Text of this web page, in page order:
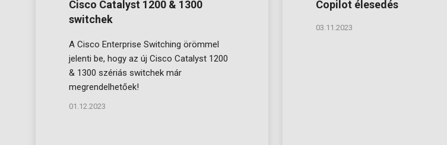
Cisco Catalyst 1200 & 1300
switchek
A Cisco Enterprise Switching örömmel
jelenti be, hogy az új Cisco Catalyst 1200
& 1300 szériás switchek már
megrendelhetőek!
01.12.2023
Copilot élesedés
03.11.2023